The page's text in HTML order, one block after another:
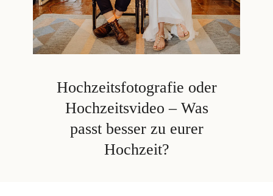
Hochzeitsfotografie oder
Hochzeitsvideo – Was
passt besser zu eurer
Hochzeit?